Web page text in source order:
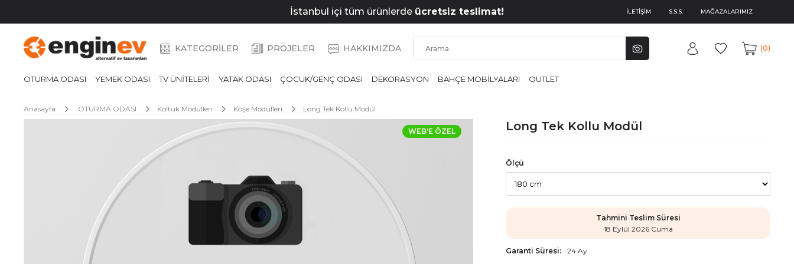
İstanbul içi tüm ürünlerde ücretsiz teslimat! İLETİŞİM S.S.S. MAĞAZALARIMIZ
KATEGORİLER PROJELER HAKKIMIZDA 0
OTURMA ODASI YEMEK ODASI TV ÜNİTELERİ YATAK ODASI ÇOCUK/GENÇ ODASI DEKORASYON BAHÇE MOBİLYALARI OUTLET
Anasayfa OTURMA ODASI Koltuk Modülleri Köşe Modülleri Long Tek Kollu Modül
WEB'E ÖZEL Long Tek Kollu Modül
Ölçü
Tahmini Teslim Süresi
18 Eylül 2026 Cuma
Garanti Süresi: 24 Ay